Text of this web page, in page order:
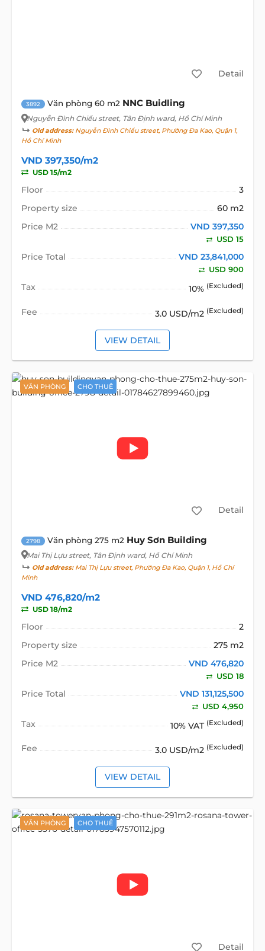
Detail
3892 Văn phòng 60 m2 NNC Buidling
Nguyễn Đình Chiểu street, Tân Định ward, Hồ Chí Minh
Old address:Nguyễn Đình Chiểu street, Phường Đa Kao, Quận 1,
Hồ Chí Minh
VND 397,350/m2
USD 15/m2
Floor
3
Property size
60 m2
Price M2
VND 397,350
USD 15
Price Total VND 23,841,000
USD 900
Tax 10% (Excluded)
Fee 3.0 USD/m2 (Excluded)
VIEW DETAIL
VĂN PHÒNG CHO THUÊ
Detail
2798 Văn phòng 275 m2 Huy Sơn Building
Mai Thị Lựu street, Tân Định ward, Hồ Chí Minh
Old address:Mai Thị Lựu street, Phường Đa Kao, Quận 1, Hồ Chí
Minh
VND 476,820/m2
USD 18/m2
Floor
2
Property size
275 m2
Price M2
VND 476,820
USD 18
Price Total VND 131,125,500
USD 4,950
Tax 10% VAT (Excluded)
Fee 3.0 USD/m2 (Excluded)
VIEW DETAIL
VĂN PHÒNG CHO THUÊ
Detail